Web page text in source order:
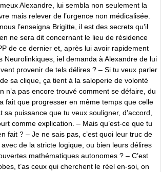
Alexandre, lui sembla non seulement la
mais relever de l’urgence non médicalisée.
l’enseigna Brigitte, il est des secrets qu’il
ne sera dit concernant le lieu de résidence
de ce dernier et, après lui avoir rapidement
Neurolinkiques, iel demanda à Alexandre de lui
provenir de tels délires ? – Si tu veux parler
sa clique, ça tient à la saloperie de volonté
n’a pas encore trouvé comment se défaire, du
fait que progresser en même temps que celle
sa puissance que tu veux souligner, d’accord,
comme explication. – Mais qu’est-ce que tu
fait ? – Je ne sais pas, c’est quoi leur truc de
de la stricte logique, ou bien leurs délires
mathématiques autonomes ? – C’est
t’as ceux qui cherchent le réel en-soi, on